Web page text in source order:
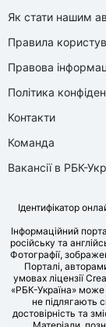
Як стати нашим
Правила
Правова
Політика
Контакти
Команда
Вакансії в РБК-
Ідентифікатор
Інформаційний
російську та
Фотографії,
Порталі,
умовах ліцензії
«РБК-Україна» може
не підлягають
достовірність та